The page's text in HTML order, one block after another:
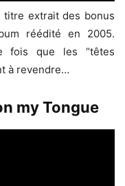
titre extrait des bonus
réédité en 2005.
fois que les “têtes
à revendre…
my Tongue